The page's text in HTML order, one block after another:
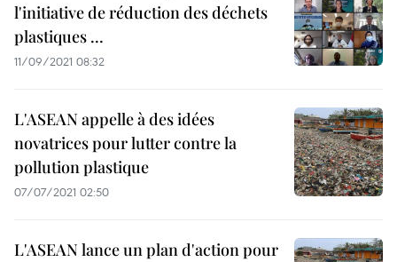
l'initiative de réduction des déchets
plastiques ...
11/09/2021 08:32
L'ASEAN appelle à des idées
novatrices pour lutter contre la
pollution plastique
07/07/2021 02:50
L'ASEAN lance un plan d'action pour